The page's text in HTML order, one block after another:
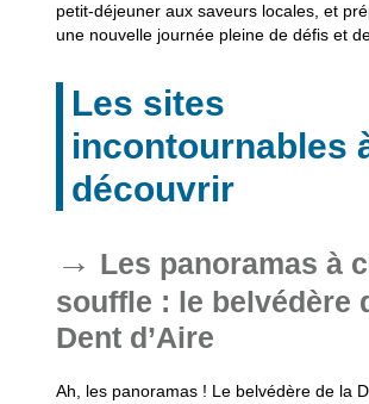
petit-déjeuner aux saveurs locales, et
une nouvelle journée pleine de défis et
Les sites
incontournables
découvrir
Les panoramas à
souffle : le belvédère
Dent d’Aire
Ah, les panoramas ! Le belvédère de la